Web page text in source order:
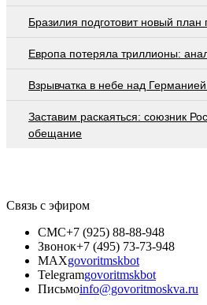
Бразилия подготовит новый план
Европа потеряла триллионы:
Взрывчатка в небе над
Заставим раскаяться: союзник
обещание
Связь с эфиром
СМС+7 (925) 88-88-948
Звонок+7 (495) 73-73-948
MAXgovoritmskbot
Telegramgovoritmskbot
Письмоinfo@govoritmoskva.ru